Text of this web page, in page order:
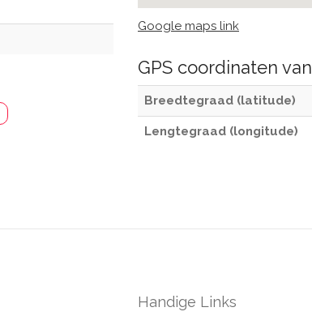
Google maps link
GPS coordinaten van
Breedtegraad (latitude)
Lengtegraad (longitude)
Handige Links